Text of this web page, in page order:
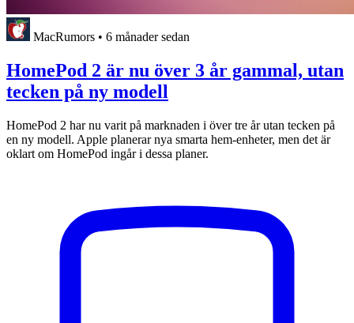
MacRumors • 6 månader sedan
HomePod 2 är nu över 3 år gammal, utan
tecken på ny modell
HomePod 2 har nu varit på marknaden i över tre år utan tecken på
en ny modell. Apple planerar nya smarta hem-enheter, men det är
oklart om HomePod ingår i dessa planer.